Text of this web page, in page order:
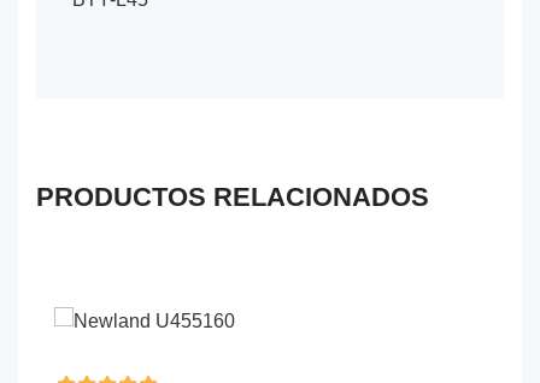
PRODUCTOS RELACIONADOS